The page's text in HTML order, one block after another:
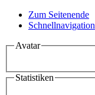
Zum Seitenende
Schnellnavigation
Avatar
Statistiken